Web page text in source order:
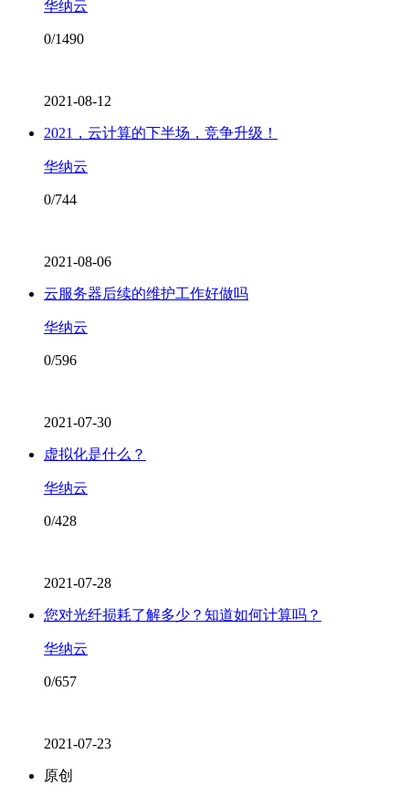
华纳云
0/1490
2021-08-12
2021，云计算的下半场，竞争升级！
华纳云
0/744
2021-08-06
云服务器后续的维护工作好做吗
华纳云
0/596
2021-07-30
虚拟化是什么？
华纳云
0/428
2021-07-28
您对光纤损耗了解多少？知道如何计算吗？
华纳云
0/657
2021-07-23
原创